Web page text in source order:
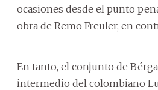
ocasiones desde el punto
obra de Remo Freuler, en
En tanto, el conjunto de
intermedio del colombiano